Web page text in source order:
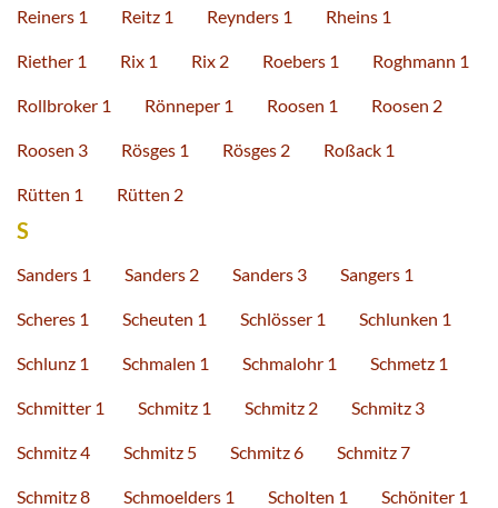
Reiners 1 Reitz 1 Reynders 1 Rheins 1
Riether 1 Rix 1 Rix 2 Roebers 1 Roghmann 1
Rollbroker 1 Rönneper 1 Roosen 1 Roosen 2
Roosen 3 Rösges 1 Rösges 2 Roßack 1
Rütten 1 Rütten 2
S
Sanders 1 Sanders 2 Sanders 3 Sangers 1
Scheres 1 Scheuten 1 Schlösser 1 Schlunken 1
Schlunz 1 Schmalen 1 Schmalohr 1 Schmetz 1
Schmitter 1 Schmitz 1 Schmitz 2 Schmitz 3
Schmitz 4 Schmitz 5 Schmitz 6 Schmitz 7
Schmitz 8 Schmoelders 1 Scholten 1 Schöniter 1